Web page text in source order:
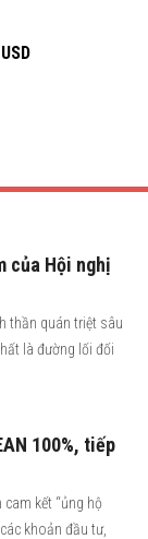
của Hội nghị
thần quán triệt sâu
là đường lối đối
100%, tiếp
kết “ủng hộ
khoản đầu tư,